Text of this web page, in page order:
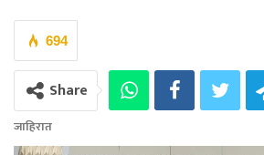
694
Share
जाहिरात